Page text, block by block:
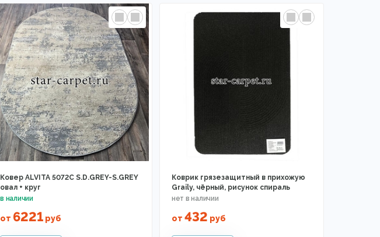
Ковер ALVITA 5072C S.D.GREY-S.GREY
овал + круг
от 6221 руб
Коврик грязезащитный в прихожую
Graily, чёрный, рисунок спираль
от 432 руб